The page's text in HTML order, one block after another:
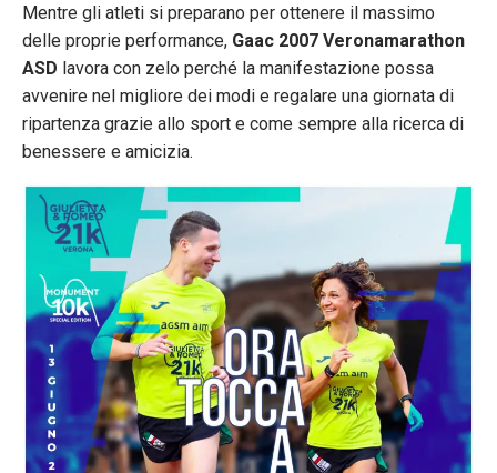
Mentre gli atleti si preparano per ottenere il massimo
delle proprie performance, Gaac 2007 Veronamarathon
ASD lavora con zelo perché la manifestazione possa
avvenire nel migliore dei modi e regalare una giornata di
ripartenza grazie allo sport e come sempre alla ricerca di
benessere e amicizia.